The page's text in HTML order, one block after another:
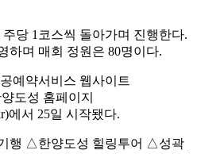
당 1코스씩 돌아가며 진행한다.
하며 매회 정원은 80명이다.
예약서비스 웹사이트
도성 홈페이지
에서 25일 시작됐다.
행 △한양도성 힐링투어 △성곽